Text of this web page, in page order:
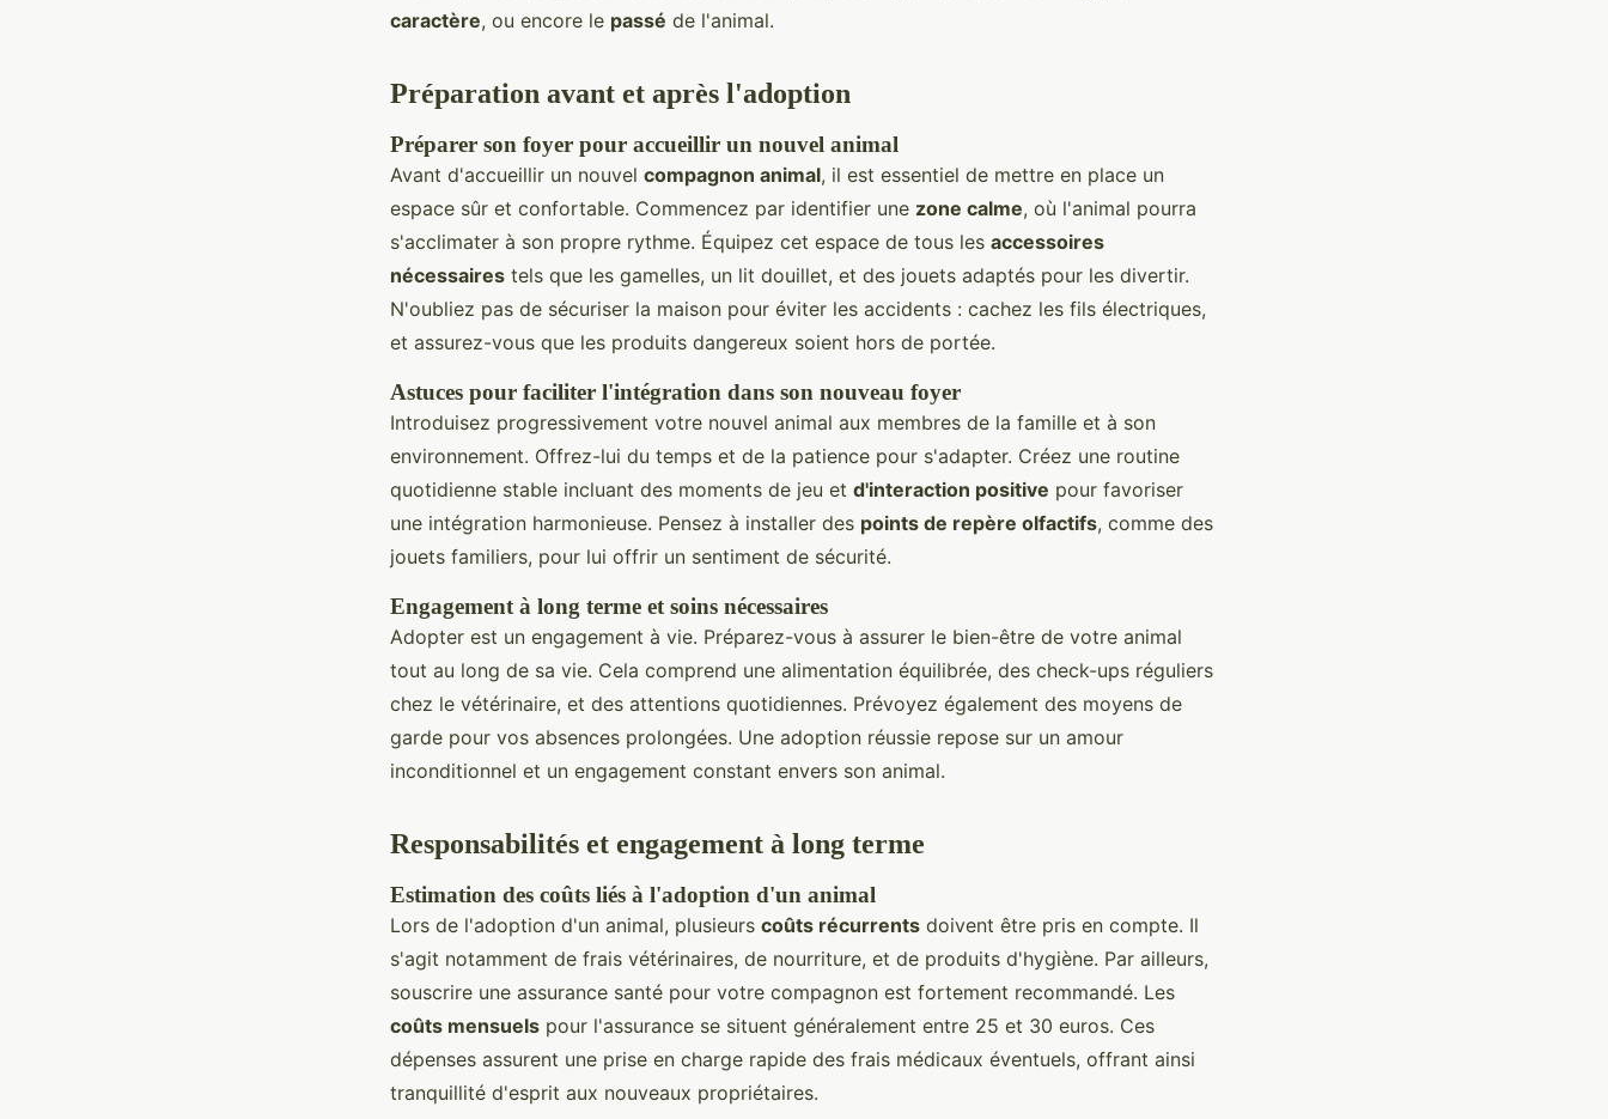
caractère, ou encore le passé de l'animal.
Préparation avant et après l'adoption
Préparer son foyer pour accueillir un nouvel animal
Avant d'accueillir un nouvel compagnon animal, il est essentiel de mettre en place un
espace sûr et confortable. Commencez par identifier une zone calme, où l'animal pourra
s'acclimater à son propre rythme. Équipez cet espace de tous les accessoires
nécessaires tels que les gamelles, un lit douillet, et des jouets adaptés pour les divertir.
N'oubliez pas de sécuriser la maison pour éviter les accidents : cachez les fils électriques,
et assurez-vous que les produits dangereux soient hors de portée.
Astuces pour faciliter l'intégration dans son nouveau foyer
Introduisez progressivement votre nouvel animal aux membres de la famille et à son
environnement. Offrez-lui du temps et de la patience pour s'adapter. Créez une routine
quotidienne stable incluant des moments de jeu et d'interaction positive pour favoriser
une intégration harmonieuse. Pensez à installer des points de repère olfactifs, comme des
jouets familiers, pour lui offrir un sentiment de sécurité.
Engagement à long terme et soins nécessaires
Adopter est un engagement à vie. Préparez-vous à assurer le bien-être de votre animal
tout au long de sa vie. Cela comprend une alimentation équilibrée, des check-ups réguliers
chez le vétérinaire, et des attentions quotidiennes. Prévoyez également des moyens de
garde pour vos absences prolongées. Une adoption réussie repose sur un amour
inconditionnel et un engagement constant envers son animal.
Responsabilités et engagement à long terme
Estimation des coûts liés à l'adoption d'un animal
Lors de l'adoption d'un animal, plusieurs coûts récurrents doivent être pris en compte. Il
s'agit notamment de frais vétérinaires, de nourriture, et de produits d'hygiène. Par ailleurs,
souscrire une assurance santé pour votre compagnon est fortement recommandé. Les
coûts mensuels pour l'assurance se situent généralement entre 25 et 30 euros. Ces
dépenses assurent une prise en charge rapide des frais médicaux éventuels, offrant ainsi
tranquillité d'esprit aux nouveaux propriétaires.